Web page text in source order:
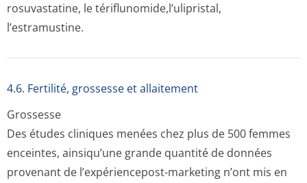
rosuvastatine, le tériflunomide,l’u­lipristal,
l’estramustine.
4.6. Fertilité, grossesse et allaitement
Grossesse
Des études cliniques menées chez plus de 500 femmes
enceintes, ainsiqu’une grande quantité de données
provenant de l’expériencepost-marketing n’ont mis en